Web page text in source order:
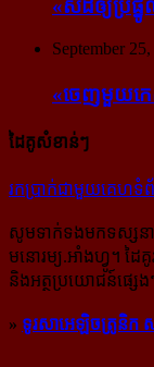
«សំដី​ឲ្យ​ប្រផ្
September
«ចេញ​មួយ​ក
ដៃគូសំខាន់ៗ
រក​​ប្រាក់​​ជា​​មួយ​​គេហទំព័
សូម​ទាក់ទង​មក​ទស្សនាវ
មនោរម្យ.អាំងហ្វូ។ ដ
និង​អត្ថ​ប្រយោជន៍​ផ្សេង
» ទូរសាអេឡិចត្រូនិក